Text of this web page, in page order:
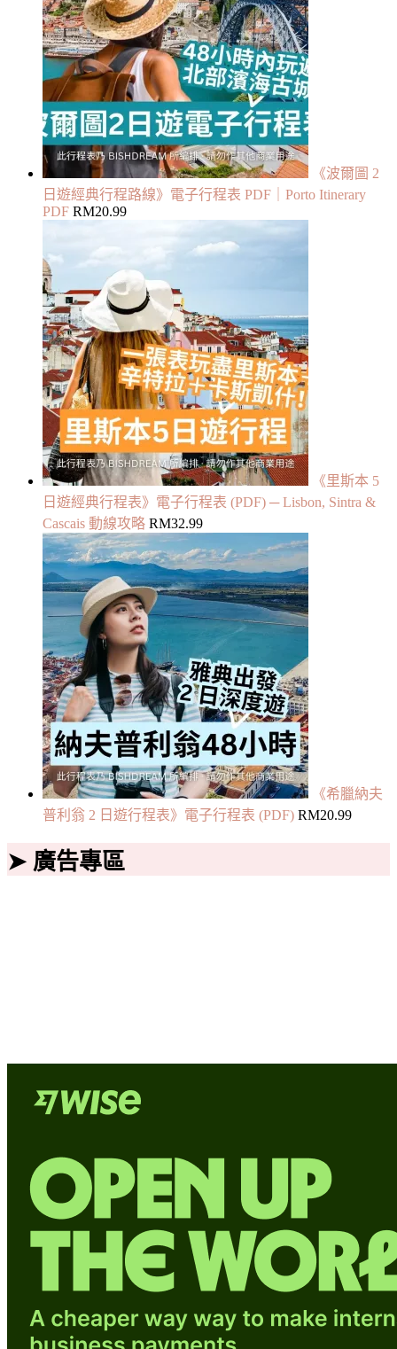
《波爾圖 2
日遊經典行程路線》電子行程表 PDF｜Porto Itinerary
PDF RM20.99
《里斯本 5
日遊經典行程表》電子行程表 (PDF) ─ Lisbon, Sintra &
Cascais 動線攻略 RM32.99
《希臘納夫
普利翁 2 日遊行程表》電子行程表 (PDF) RM20.99
➤ 廣告專區